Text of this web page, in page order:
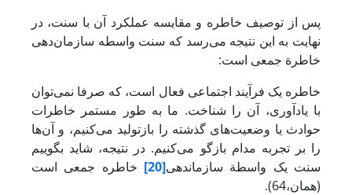
پس از توصیف خاطره و مقایسه عملکرد آن با سنت، در
نهایت به این نتیجه می‌رسد که سنت واسطه سازمان‌دهی
خاطرة جمعی است:
خاطره یک فرآیند اجتماعی فعال است، که صرفا نمی‌توان
با یادآوری، آن را شناخت. ما به طور مستمر خاطرات
حوادث یا ‌وضعیت‌های گذشته را بازتولید می‌کنیم، و آن‌ها
را بر تجربه مدام بازگو می‌کنیم. در نتیجه، شاید بگوییم
سنت یک واسطة سازماندهی[20]
خاطره جمعی است
(همان،64).